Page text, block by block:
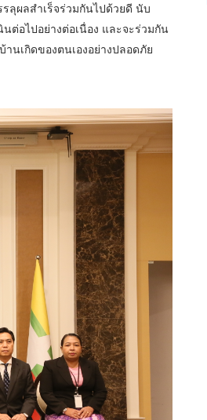
ลุผลสำเร็จร่วมกันไปด้วยดี นับ
ต่อไปอย่างต่อเนื่อง และจะร่วมกัน
นเกิดของตนเองอย่างปลอดภัย